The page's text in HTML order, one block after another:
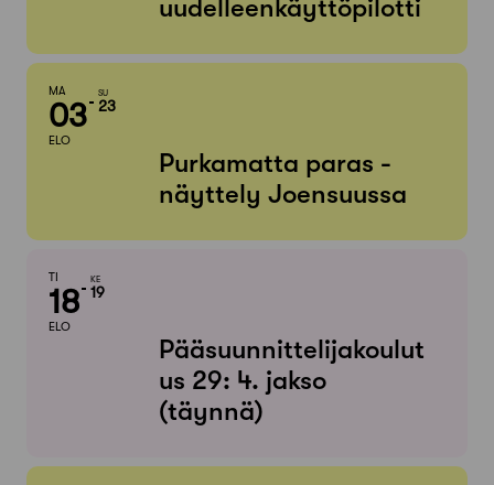
uudelleenkäyttöpilotti
MA
03
ELO
SU
23
Purkamatta paras -
näyttely Joensuussa
TI
18
ELO
KE
19
Pääsuunnittelijakoulut
us 29: 4. jakso
(täynnä)